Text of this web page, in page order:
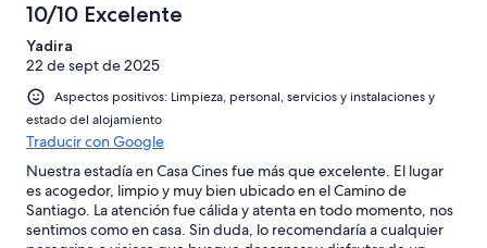
10/10 Excelente
Yadira
22 de sept de 2025
Aspectos positivos: Limpieza, personal, servicios y instalaciones y
estado del alojamiento
Traducir con Google
Nuestra estadía en Casa Cines fue más que excelente. El lugar
es acogedor, limpio y muy bien ubicado en el Camino de
Santiago. La atención fue cálida y atenta en todo momento, nos
sentimos como en casa. Sin duda, lo recomendaría a cualquier